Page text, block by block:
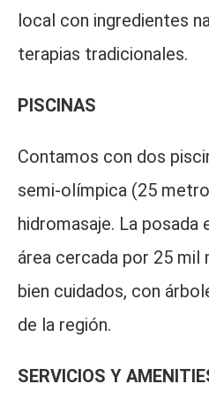
local con ingredientes
terapias tradicionales.
PISCINAS
Contamos con dos
semi-olímpica (25
hidromasaje. La posada
área cercada por 25 mil
bien cuidados, con
de la región.
SERVICIOS Y